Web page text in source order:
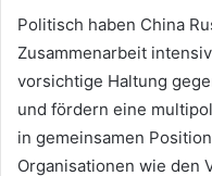
Politisch haben China
Zusammenarbeit
vorsichtige Haltung
und fördern eine
in gemeinsamen
Organisationen wie den